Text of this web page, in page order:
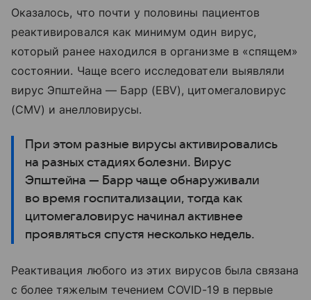
Оказалось, что почти у половины пациентов
реактивировался как минимум один вирус,
который ранее находился в организме в «спящем»
состоянии. Чаще всего исследователи выявляли
вирус Эпштейна — Барр (EBV), цитомегаловирус
(CMV) и анелловирусы.
При этом разные вирусы активировались
на разных стадиях болезни. Вирус
Эпштейна — Барр чаще обнаруживали
во время госпитализации, тогда как
цитомегаловирус начинал активнее
проявляться спустя несколько недель.
Реактивация любого из этих вирусов была связана
с более тяжелым течением COVID-19 в первые